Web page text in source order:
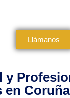
Llámanos
y
en